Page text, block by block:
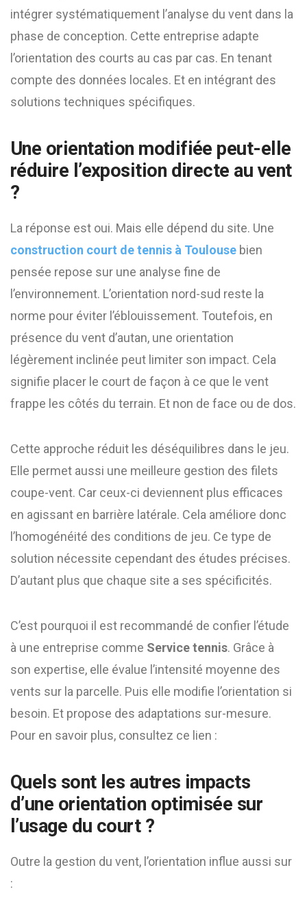
intégrer systématiquement l’analyse du vent dans la
phase de conception. Cette entreprise adapte
l’orientation des courts au cas par cas. En tenant
compte des données locales. Et en intégrant des
solutions techniques spécifiques.
Une orientation modifiée peut-elle
réduire l’exposition directe au vent
?
La réponse est oui. Mais elle dépend du site. Une
construction court de tennis à Toulouse bien
pensée repose sur une analyse fine de
l’environnement. L’orientation nord-sud reste la
norme pour éviter l’éblouissement. Toutefois, en
présence du vent d’autan, une orientation
légèrement inclinée peut limiter son impact. Cela
signifie placer le court de façon à ce que le vent
frappe les côtés du terrain. Et non de face ou de dos.
Cette approche réduit les déséquilibres dans le jeu.
Elle permet aussi une meilleure gestion des filets
coupe-vent. Car ceux-ci deviennent plus efficaces
en agissant en barrière latérale. Cela améliore donc
l’homogénéité des conditions de jeu. Ce type de
solution nécessite cependant des études précises.
D’autant plus que chaque site a ses spécificités.
C’est pourquoi il est recommandé de confier l’étude
à une entreprise comme Service tennis. Grâce à
son expertise, elle évalue l’intensité moyenne des
vents sur la parcelle. Puis elle modifie l’orientation si
besoin. Et propose des adaptations sur-mesure.
Pour en savoir plus, consultez ce lien :
Quels sont les autres impacts
d’une orientation optimisée sur
l’usage du court ?
Outre la gestion du vent, l’orientation influe aussi sur
: